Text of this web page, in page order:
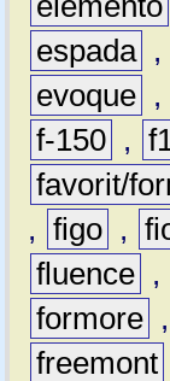
espada ,
evoque ,
f-150 ,
favorit/
, figo ,
fluence ,
formore ,
freemont